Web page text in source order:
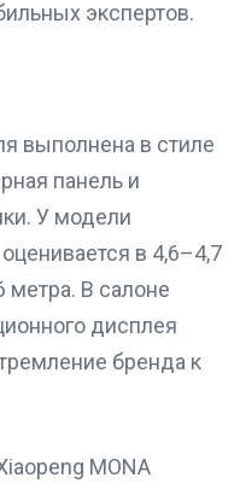
экспертов.
выполнена в стиле
панель и
У модели
в 4,6–4,7
метра. В салоне
дисплея
бренда к